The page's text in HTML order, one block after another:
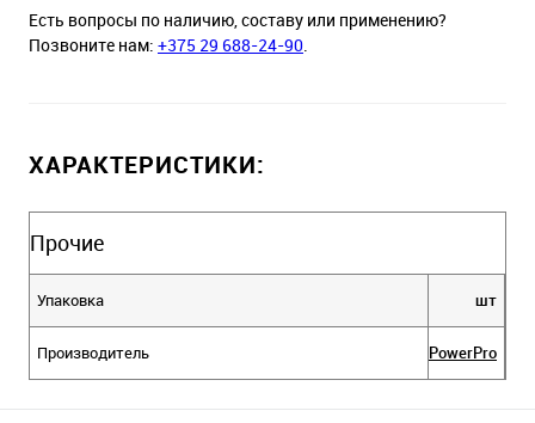
Есть вопросы по наличию, составу или применению?
Позвоните нам: +375 29 688-24-90.
ХАРАКТЕРИСТИКИ:
Прочие
Упаковка шт
Производитель PowerPro